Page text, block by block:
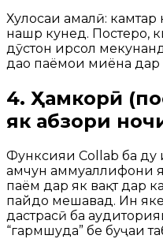
Хулосаи амалӣ: камтар
нашр кунед. Постеро,
дӯстон ирсол
даҳҳо паёмҳои миёна
4. Ҳамкорӣ
як абзори
Функсияи Collab ба ду
ҳамчун
паём дар як вақт дар
пайдо мешавад. Ин яке
дастрасӣ ба
“гармшуда” бе буҷаи